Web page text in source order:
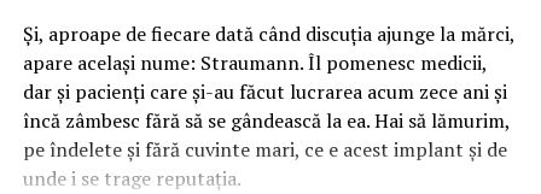
Și, aproape de fiecare dată când discuția ajunge la mărci,
apare același nume: Straumann. Îl pomenesc medicii,
dar și pacienți care și-au făcut lucrarea acum zece ani și
încă zâmbesc fără să se gândească la ea. Hai să lămurim,
pe îndelete și fără cuvinte mari, ce e acest implant și de
unde i se trage reputația.